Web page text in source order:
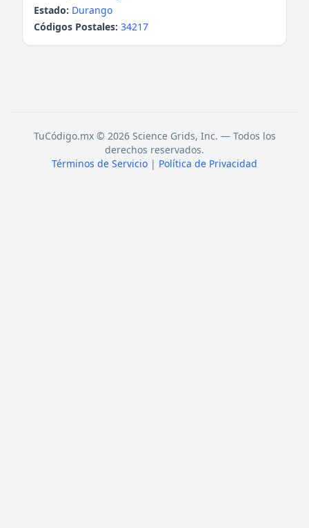
Estado: Durango
Códigos Postales: 34217
TuCódigo.mx © 2026 Science Grids, Inc. — Todos los
derechos reservados.
Términos de Servicio | Política de Privacidad